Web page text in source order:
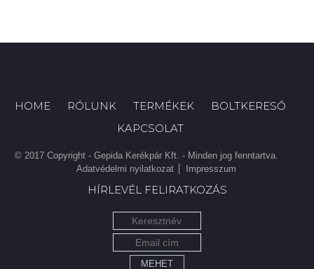
HOME RÓLUNK TERMÉKEK
BOLTKERESŐ
KAPCSOLAT
© 2017 Copyright - Gepida Kerékpár Kft. - Minden jog fenntartva.
Adatvédelmi nyilatkozat
Impresszum
HÍRLEVÉL FELIRATKOZÁS
MEHET